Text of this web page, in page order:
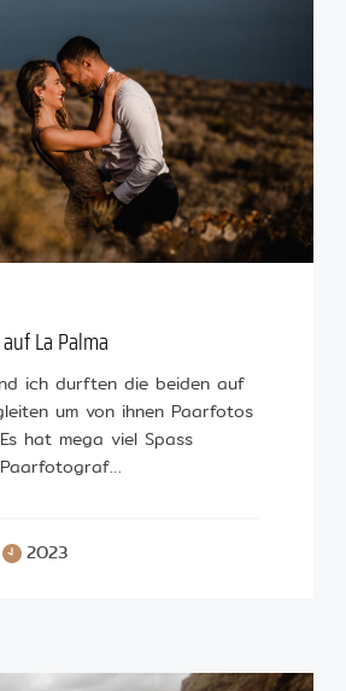
La Palma
ich durften die beiden auf
um von ihnen Paarfotos
hat mega viel Spass
2023